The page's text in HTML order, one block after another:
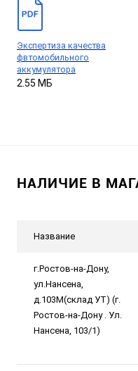
Экспертиза качества
фвтомобильного
аккумулятора
2.55 МБ
НАЛИЧИЕ В
Название
г.Ростов-на-Дону,
ул.Нансена,
д.103М(склад УТ) (г.
Ростов-на-Дону . Ул.
Нансена, 103/1)